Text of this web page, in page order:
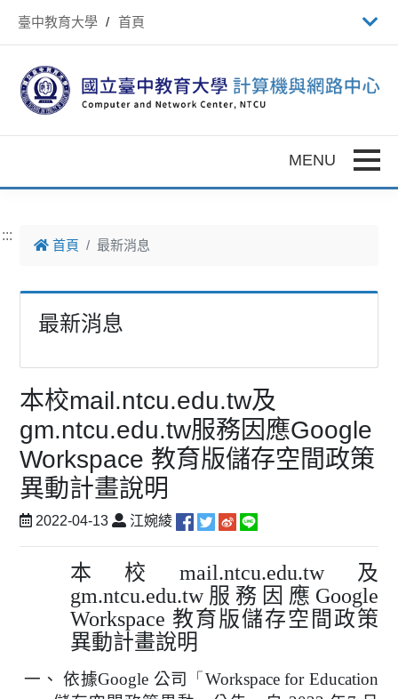
臺中教育大學 首頁
:::
首頁 最新消息
最新消息
本校mail.ntcu.edu.tw及
gm.ntcu.edu.tw服務因應Google
Workspace 教育版儲存空間政策
異動計畫說明
2022-04-13 江婉綾
本校mail.ntcu.edu.tw及
gm.ntcu.edu.tw服務因應Google
Workspace 教育版儲存空間政策
異動計畫說明
一、 依據Google 公司 「 Workspace for Education